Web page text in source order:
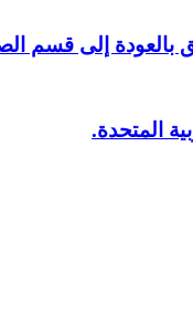
إلى قسم
المتحدة.